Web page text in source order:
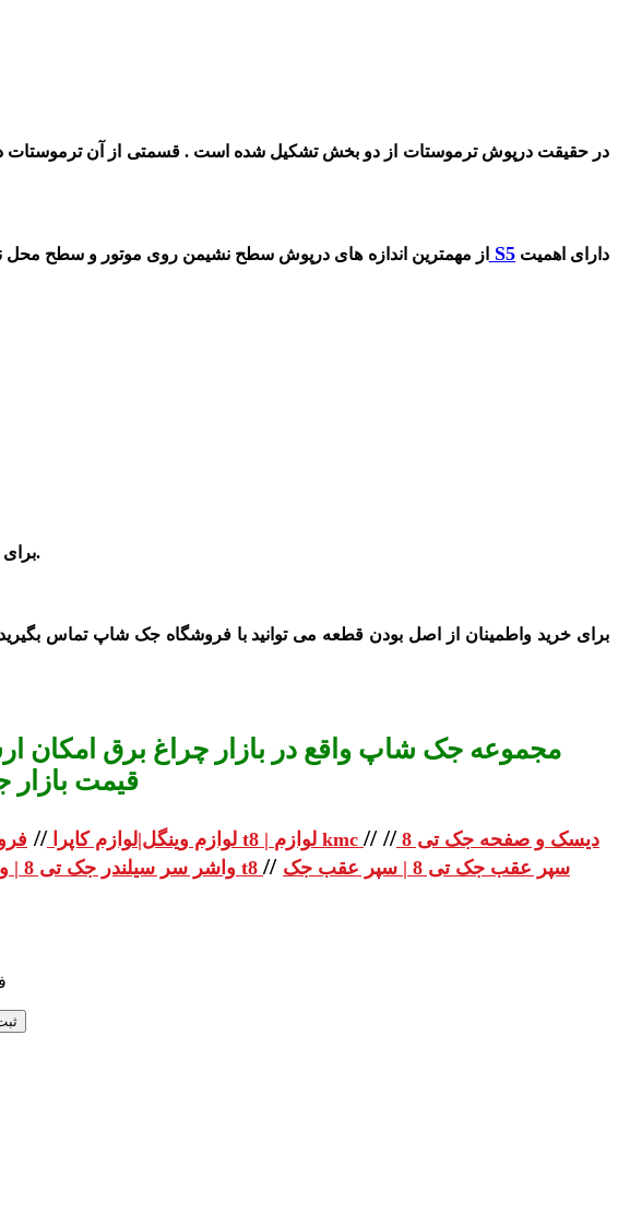
در حقیقت درپوش ترموستات از دو بخش تشکیل شده است . قسمتی از آن ترموستات
از مهمترین اندازه های درپوش سطح نشیمن روی موتور و سطح محل درپوش ترموسات جک S5دارای اهمیت
و سفارش و خرید آن با کیفیت عالی و با ضمانت اصلی با ما تماس بگیرید.
برای خرید واطمینان از اصل بودن قطعه می توانید با فروشگاه جک شاپ تماس
مجموعه جک شاپ واقع در بازار چراغ برق امکان
قیمت بازار
لوازم وینگل|لوازم کاپرا // لوازم یدکی جک تی 8 | لوازم یدکی جک t8 | لوازم kmc // دیسک و صفحه جک تی 8 //
واشر سر سیلندر جک تی 8 | واشر سر سیلندر جک t8 // سپر عقب جک تی 8 | سپر عقب جک